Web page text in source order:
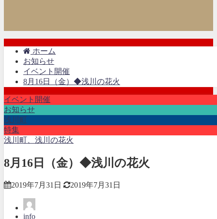
ホーム
お知らせ
イベント開催
8月16日（金）◆浅川の花火
イベント開催
お知らせ
浅川町
特集
浅川町、浅川の花火
8月16日（金）◆浅川の花火
2019年7月31日 2019年7月31日
info